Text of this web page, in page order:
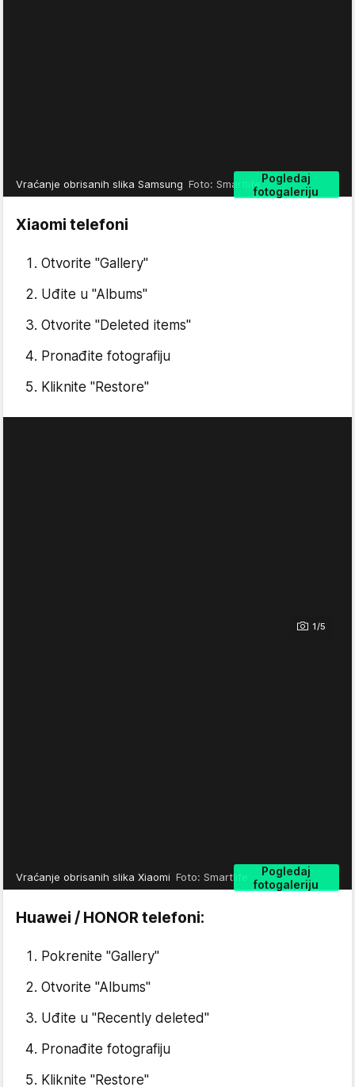
Pogledaj
fotogaleriju
Vraćanje obrisanih slika Samsung Foto: Smartlife
Xiaomi telefoni
Otvorite "Gallery"
Uđite u "Albums"
Otvorite "Deleted items"
Pronađite fotografiju
Kliknite "Restore"
1/5
Pogledaj
fotogaleriju
Vraćanje obrisanih slika Xiaomi Foto: Smartlife
Huawei / HONOR telefoni:
Pokrenite "Gallery"
Otvorite "Albums"
Uđite u "Recently deleted"
Pronađite fotografiju
Kliknite "Restore"